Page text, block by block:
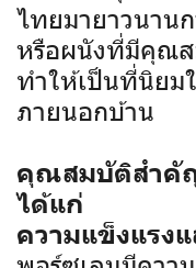
ไทยมายาวนาน
หรือผนังที่มีคุณ
ทำให้เป็นที่นิยม
ภายนอกบ้าน
คุณสมบัติสำคัญ
ได้แก่
ความแข็งแรง